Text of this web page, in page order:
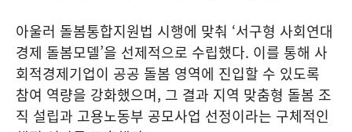
아울러 돌봄통합지원법 시행에 맞춰 ‘서구형 사회연대
경제 돌봄모델’을 선제적으로 수립했다. 이를 통해 사
회적경제기업이 공공 돌봄 영역에 진입할 수 있도록
참여 역량을 강화했으며, 그 결과 지역 맞춤형 돌봄 조
직 설립과 고용노동부 공모사업 선정이라는 구체적인